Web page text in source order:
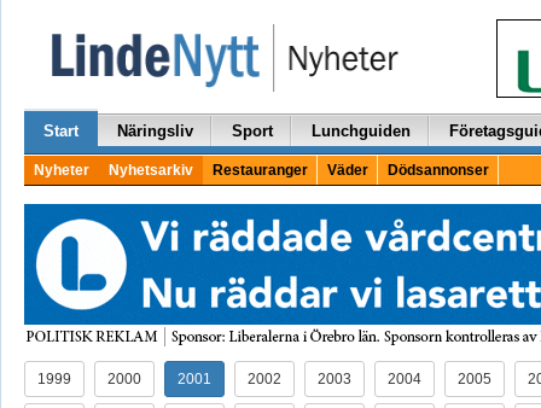
Start Näringsliv Sport Lunchguiden
Nyheter Nyhetsarkiv Restauranger Väder Dödsannonser
1999 2000 2001 2002 2003 2004 2005